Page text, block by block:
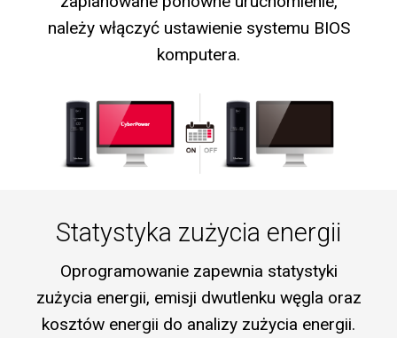
należy włączyć ustawienie systemu BIOS
komputera.
Statystyka zużycia energii
Oprogramowanie zapewnia statystyki
zużycia energii, emisji dwutlenku węgla oraz
kosztów energii do analizy zużycia energii.